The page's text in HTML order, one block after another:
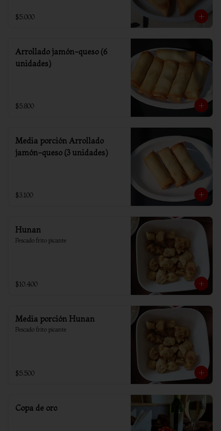
$5.000
Arrollado jamón-queso (6
unidades)
$5.800
Media porción Arrollado
jamón-queso (3 unidades)
$3.100
Hunan
Pescado frito picante
$10.400
Media porción Hunan
Pescado frito picante
$5.500
Copa de oro